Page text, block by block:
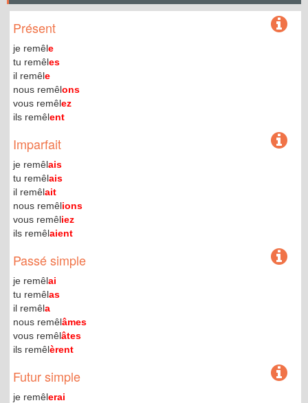
Présent
je remêle
tu remêles
il remêle
nous remêlons
vous remêlez
ils remêlent
Imparfait
je remêlais
tu remêlais
il remêlait
nous remêlions
vous remêliez
ils remêlaient
Passé simple
je remêlai
tu remêlas
il remêla
nous remêlâmes
vous remêlâtes
ils remêlèrent
Futur simple
je remêlerai